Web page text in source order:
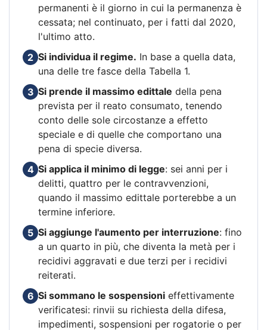
permanenti è il giorno in cui la permanenza è
cessata; nel continuato, per i fatti dal 2020,
l'ultimo atto.
2 Si individua il regime. In base a quella data,
una delle tre fasce della Tabella 1.
3 Si prende il massimo edittale della pena
prevista per il reato consumato, tenendo
conto delle sole circostanze a effetto
speciale e di quelle che comportano una
pena di specie diversa.
4 Si applica il minimo di legge: sei anni per i
delitti, quattro per le contravvenzioni,
quando il massimo edittale porterebbe a un
termine inferiore.
5 Si aggiunge l'aumento per interruzione: fino
a un quarto in più, che diventa la metà per i
recidivi aggravati e due terzi per i recidivi
reiterati.
6 Si sommano le sospensioni effettivamente
verificatesi: rinvii su richiesta della difesa,
impedimenti, sospensioni per rogatorie o per